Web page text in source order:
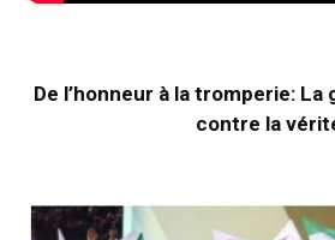
De l’honneur à la tromperie: La
contre la